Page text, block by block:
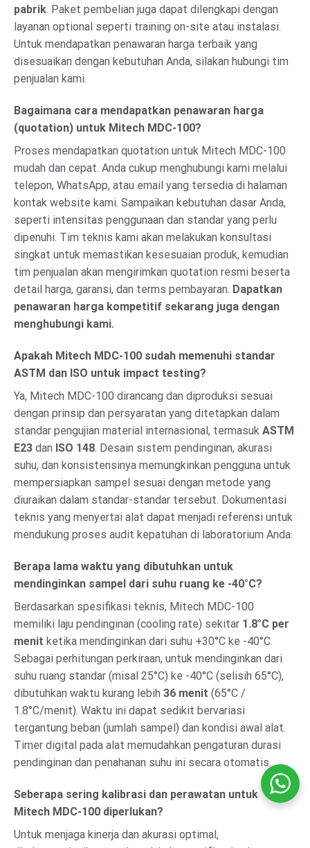
pabrik. Paket pembelian juga dapat dilengkapi dengan
layanan optional seperti training on-site atau instalasi.
Untuk mendapatkan penawaran harga terbaik yang
disesuaikan dengan kebutuhan Anda, silakan hubungi tim
penjualan kami.
Bagaimana cara mendapatkan penawaran harga
(quotation) untuk Mitech MDC-100?
Proses mendapatkan quotation untuk Mitech MDC-100
mudah dan cepat. Anda cukup menghubungi kami melalui
telepon, WhatsApp, atau email yang tersedia di halaman
kontak website kami. Sampaikan kebutuhan dasar Anda,
seperti intensitas penggunaan dan standar yang perlu
dipenuhi. Tim teknis kami akan melakukan konsultasi
singkat untuk memastikan kesesuaian produk, kemudian
tim penjualan akan mengirimkan quotation resmi beserta
detail harga, garansi, dan terms pembayaran. Dapatkan
penawaran harga kompetitif sekarang juga dengan
menghubungi kami.
Apakah Mitech MDC-100 sudah memenuhi standar
ASTM dan ISO untuk impact testing?
Ya, Mitech MDC-100 dirancang dan diproduksi sesuai
dengan prinsip dan persyaratan yang ditetapkan dalam
standar pengujian material internasional, termasuk ASTM
E23 dan ISO 148. Desain sistem pendinginan, akurasi
suhu, dan konsistensinya memungkinkan pengguna untuk
mempersiapkan sampel sesuai dengan metode yang
diuraikan dalam standar-standar tersebut. Dokumentasi
teknis yang menyertai alat dapat menjadi referensi untuk
mendukung proses audit kepatuhan di laboratorium Anda.
Berapa lama waktu yang dibutuhkan untuk
mendinginkan sampel dari suhu ruang ke -40°C?
Berdasarkan spesifikasi teknis, Mitech MDC-100
memiliki laju pendinginan (cooling rate) sekitar 1.8°C per
menit ketika mendinginkan dari suhu +30°C ke -40°C.
Sebagai perhitungan perkiraan, untuk mendinginkan dari
suhu ruang standar (misal 25°C) ke -40°C (selisih 65°C),
dibutuhkan waktu kurang lebih 36 menit (65°C /
1.8°C/menit). Waktu ini dapat sedikit bervariasi
tergantung beban (jumlah sampel) dan kondisi awal alat.
Timer digital pada alat memudahkan pengaturan durasi
pendinginan dan penahanan suhu ini secara otomatis.
Seberapa sering kalibrasi dan perawatan untuk
Mitech MDC-100 diperlukan?
Untuk menjaga kinerja dan akurasi optimal,